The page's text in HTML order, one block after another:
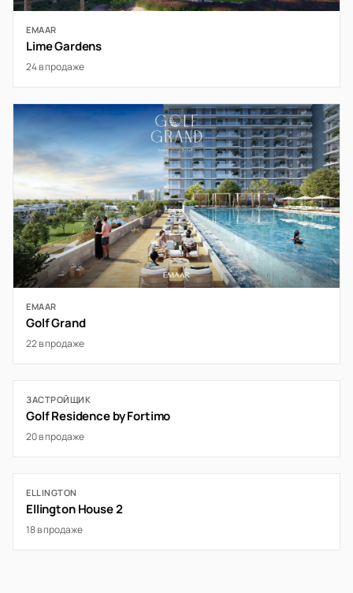
EMAAR
Lime Gardens
24 в продаже
EMAAR
Golf Grand
22 в продаже
ЗАСТРОЙЩИК
Golf Residence by Fortimo
20 в продаже
ELLINGTON
Ellington House 2
18 в продаже